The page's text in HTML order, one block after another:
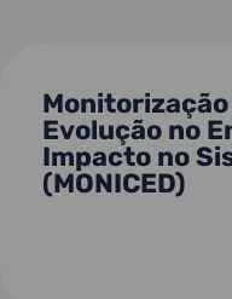
Monitorização
Evolução no
Impacto no
(MONICED)